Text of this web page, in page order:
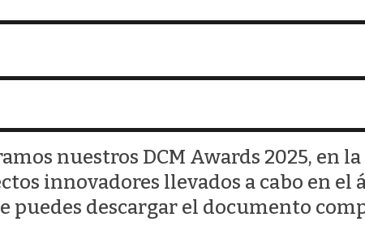
nuestros DCM Awards 2025, en
innovadores llevados a cabo en el
puedes descargar el documento